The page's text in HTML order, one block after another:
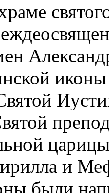
и
были